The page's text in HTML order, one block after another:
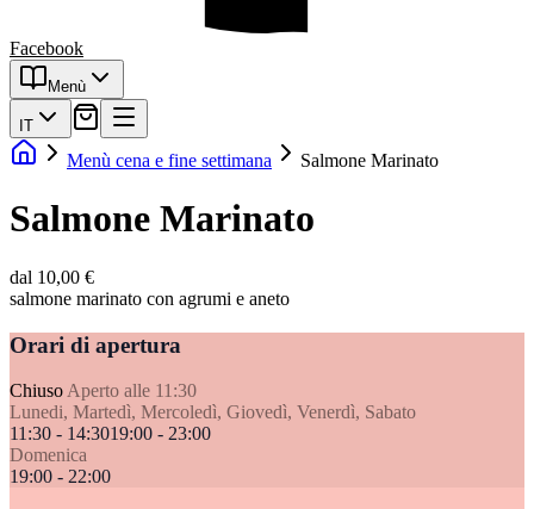
Facebook
Menù
IT
Menù cena e fine settimana Salmone Marinato
Salmone Marinato
dal 10,00 €
salmone marinato con agrumi e aneto
Orari di apertura
Chiuso Aperto alle 11:30
Lunedi, Martedì, Mercoledì, Giovedì, Venerdì, Sabato
11:30 - 14:3019:00 - 23:00
Domenica
19:00 - 22:00